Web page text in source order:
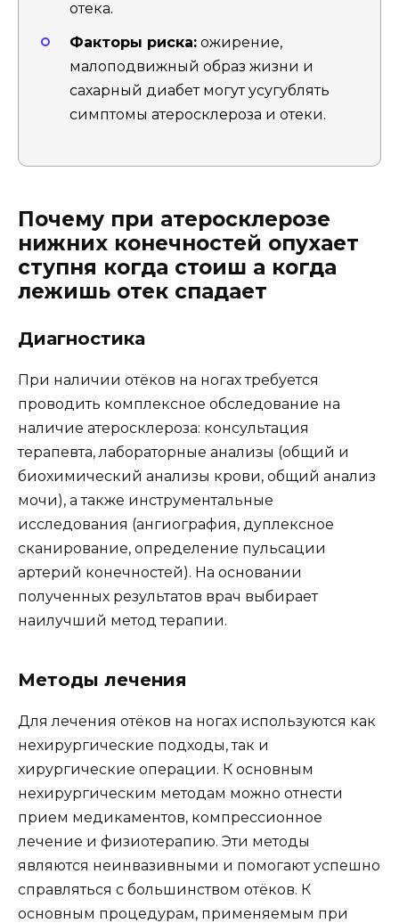
отека.
Факторы риска: ожирение,
малоподвижный образ жизни и
сахарный диабет могут усугублять
симптомы атеросклероза и отеки.
Почему при атеросклерозе
нижних конечностей опухает
ступня когда стоиш а когда
лежишь отек спадает
Диагностика
При наличии отёков на ногах требуется
проводить комплексное обследование на
наличие атеросклероза: консультация
терапевта, лабораторные анализы (общий и
биохимический анализы крови, общий анализ
мочи), а также инструментальные
исследования (ангиография, дуплексное
сканирование, определение пульсации
артерий конечностей). На основании
полученных результатов врач выбирает
наилучший метод терапии.
Методы лечения
Для лечения отёков на ногах используются как
нехирургические подходы, так и
хирургические операции. К основным
нехирургическим методам можно отнести
прием медикаментов, компрессионное
лечение и физиотерапию. Эти методы
являются неинвазивными и помогают успешно
справляться с большинством отёков. К
основным процедурам, применяемым при